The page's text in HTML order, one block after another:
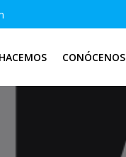
CONÓCENOS